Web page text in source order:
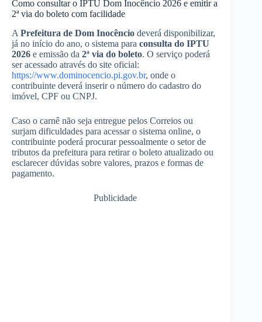
Como consultar o IPTU Dom Inocêncio 2026 e emitir a
2ª via do boleto com facilidade
A Prefeitura de Dom Inocêncio deverá disponibilizar,
já no início do ano, o sistema para consulta do IPTU
2026 e emissão da 2ª via do boleto. O serviço poderá
ser acessado através do site oficial:
https://www.dominocencio.pi.gov.br, onde o
contribuinte deverá inserir o número do cadastro do
imóvel, CPF ou CNPJ.
Caso o carnê não seja entregue pelos Correios ou
surjam dificuldades para acessar o sistema online, o
contribuinte poderá procurar pessoalmente o setor de
tributos da prefeitura para retirar o boleto atualizado ou
esclarecer dúvidas sobre valores, prazos e formas de
pagamento.
Publicidade